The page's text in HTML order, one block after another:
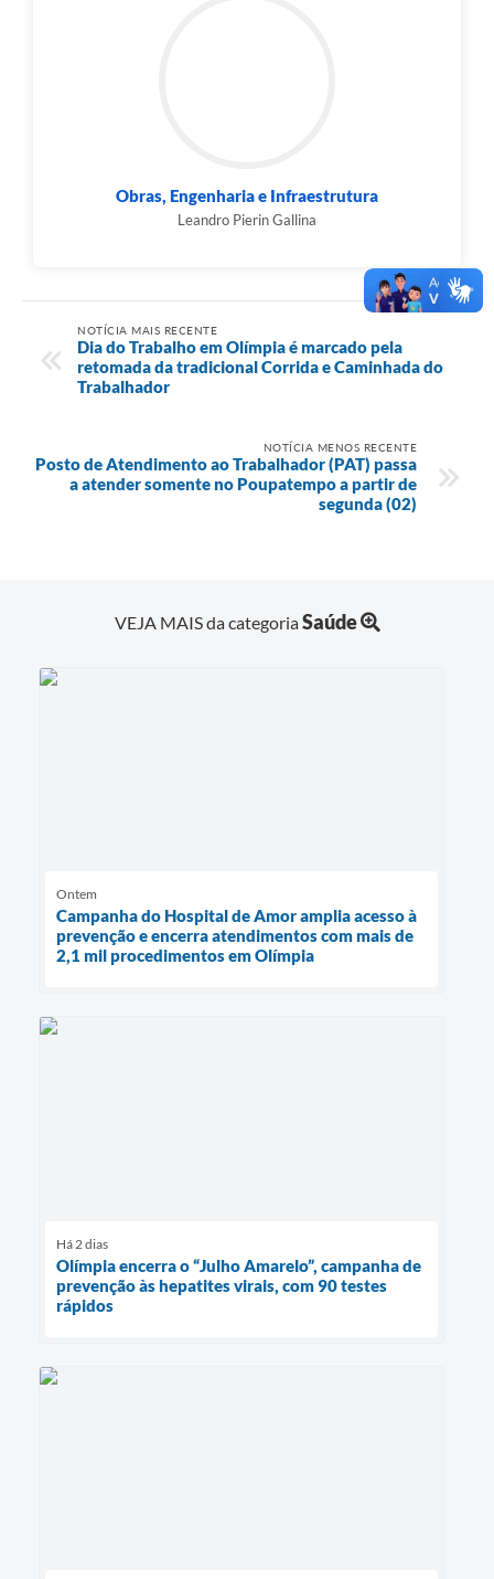
Obras, Engenharia e Infraestrutura
Leandro Pierin Gallina
NOTÍCIA MAIS RECENTE
Dia do Trabalho em Olímpia é marcado pela
retomada da tradicional Corrida e Caminhada do
Trabalhador
NOTÍCIA MENOS RECENTE
Posto de Atendimento ao Trabalhador (PAT) passa
a atender somente no Poupatempo a partir de
segunda (02)
VEJA MAIS da categoriaSaúde
Ontem
Campanha do Hospital de Amor amplia acesso à
prevenção e encerra atendimentos com mais de
2,1 mil procedimentos em Olímpia
Há 2 dias
Olímpia encerra o “Julho Amarelo”, campanha de
prevenção às hepatites virais, com 90 testes
rápidos